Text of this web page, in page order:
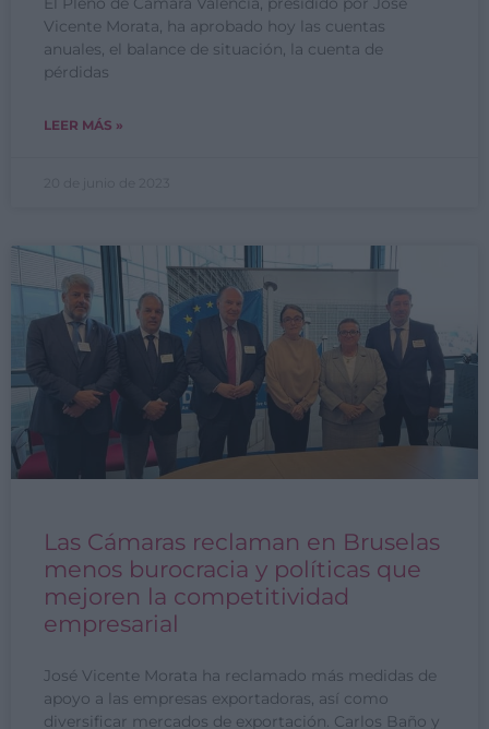
Vicente Morata, ha aprobado hoy las cuentas
anuales, el balance de situación, la cuenta de
pérdidas
LEER MÁS »
Las Cámaras reclaman en Bruselas
menos burocracia y políticas que
mejoren la competitividad
empresarial
José Vicente Morata ha reclamado más medidas de
apoyo a las empresas exportadoras, así como
diversificar mercados de exportación. Carlos Baño y